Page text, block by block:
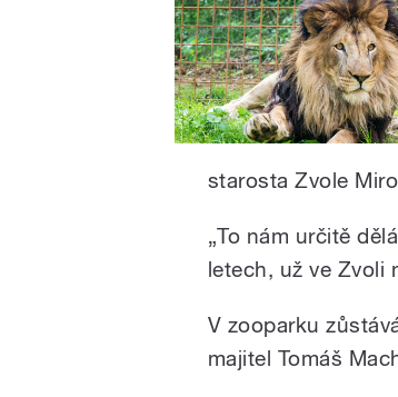
starosta Zvole
„To nám určitě
letech, už ve Zvoli
V zooparku
majitel Tomáš